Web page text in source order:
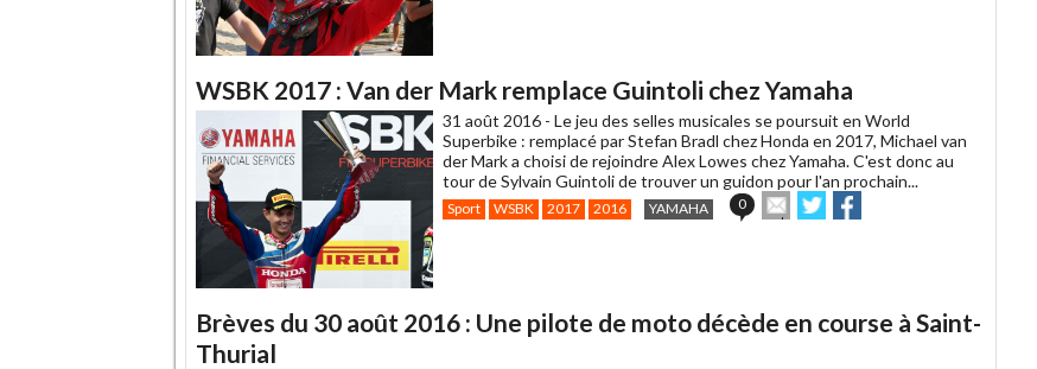
WSBK 2017 : Van der Mark remplace Guintoli chez Yamaha
31 août 2016 - Le jeu des selles musicales se poursuit en World
Superbike : remplacé par Stefan Bradl chez Honda en 2017, Michael van
der Mark a choisi de rejoindre Alex Lowes chez Yamaha. C'est donc au
tour de Sylvain Guintoli de trouver un guidon pour l'an prochain...
Sport WSBK 2017 2016 YAMAHA 0
Envoyer
cet
Partager
sur sur
Brèves du 30 août 2016 : Une pilote de moto décède en course à Saint-
Thurial